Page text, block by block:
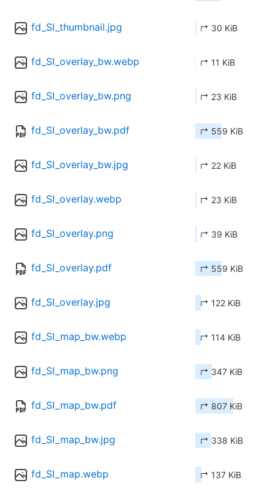
fd_SI_thumbnail.jpg ↱ 30 KiB
fd_SI_overlay_bw.webp ↱ 11 KiB
fd_SI_overlay_bw.png ↱ 23 KiB
fd_SI_overlay_bw.pdf ↱ 559 KiB
fd_SI_overlay_bw.jpg ↱ 22 KiB
fd_SI_overlay.webp ↱ 23 KiB
fd_SI_overlay.png ↱ 39 KiB
fd_SI_overlay.pdf ↱ 559 KiB
fd_SI_overlay.jpg ↱ 122 KiB
fd_SI_map_bw.webp ↱ 114 KiB
fd_SI_map_bw.png ↱ 347 KiB
fd_SI_map_bw.pdf ↱ 807 KiB
fd_SI_map_bw.jpg ↱ 338 KiB
fd_SI_map.webp ↱ 137 KiB